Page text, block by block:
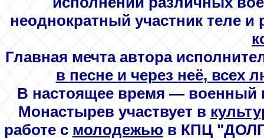
неоднократный участник теле и
Главная мечта автора
в песне и через неё, всех
В настоящее время — военный
Монастырев участвует в
работе с молодежьюв КПЦ